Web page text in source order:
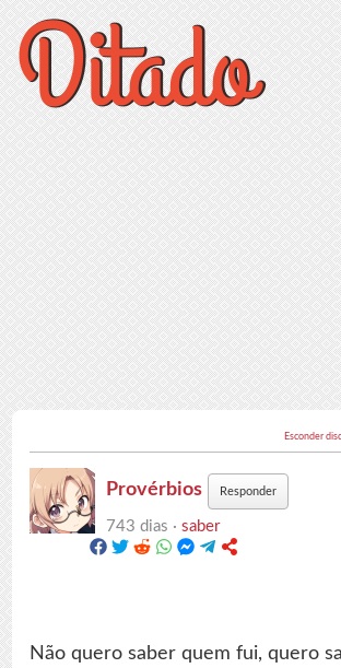
Esconder
Provérbios Responder
743 dias ·saber
Não quero saber quem fui, quero